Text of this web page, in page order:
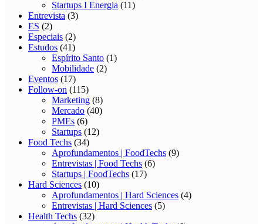
Startups I Energia (11)
Entrevista (3)
ES (2)
Especiais (2)
Estudos (41)
Espírito Santo (1)
Mobilidade (2)
Eventos (17)
Follow-on (115)
Marketing (8)
Mercado (40)
PMEs (6)
Startups (12)
Food Techs (34)
Aprofundamentos | FoodTechs (9)
Entrevistas | Food Techs (6)
Startups | FoodTechs (17)
Hard Sciences (10)
Aprofundamentos | Hard Sciences (4)
Entrevistas | Hard Sciences (5)
Health Techs (32)